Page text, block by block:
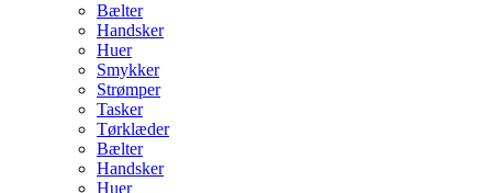
Bælter
Handsker
Huer
Smykker
Strømper
Tasker
Tørklæder
Bælter
Handsker
Huer